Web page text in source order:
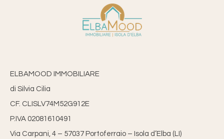
ELBAMOOD IMMOBILIARE
di Silvia Cilia
CF. CLISLV74M52G912E
P.IVA 02081610491
Via Carpani, 4 – 57037 Portoferraio – Isola d’Elba (LI)